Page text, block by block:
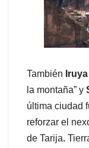
También Iruya
la montaña” y
última ciudad
reforzar el
de Tarija.